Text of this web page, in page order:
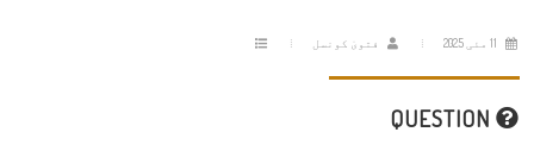
فتویٰ کونسل